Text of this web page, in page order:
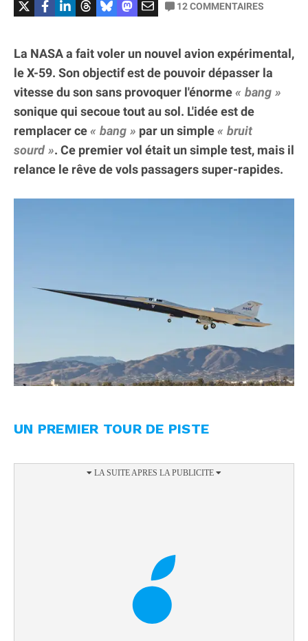
12COMMENTAIRES
La NASA a fait voler un nouvel avion expérimental,
le X-59. Son objectif est de pouvoir dépasser la
vitesse du son sans provoquer l'énorme
bang
sonique qui secoue tout au sol. L'idée est de
remplacer ce
bang par un simple
bruit
sourd
. Ce premier vol était un simple test, mais il
relance le rêve de vols passagers super-rapides.
UN PREMIER TOUR DE PISTE